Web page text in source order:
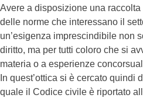
Avere a disposizione una
delle norme che interessano il
un’esigenza imprescindibile non
diritto, ma per tutti coloro che si
materia o a esperienze
In quest’ottica si è cercato quindi
quale il Codice civile è riportato